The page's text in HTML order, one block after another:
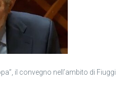
il convegno nell’ambito di Fiuggi